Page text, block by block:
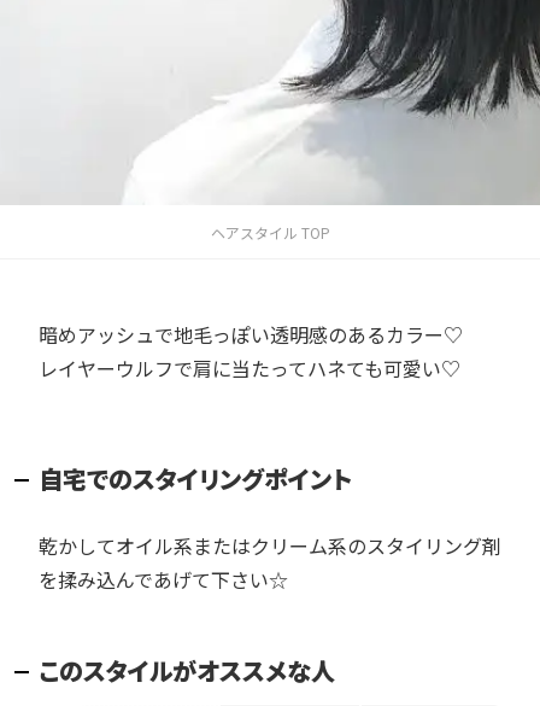
ヘアスタイル TOP
暗めアッシュで地毛っぽい透明感のあるカラー♡
レイヤーウルフで肩に当たってハネても可愛い♡
自宅でのスタイリングポイント
乾かしてオイル系またはクリーム系のスタイリング剤
を揉み込んであげて下さい☆
このスタイルがオススメな人